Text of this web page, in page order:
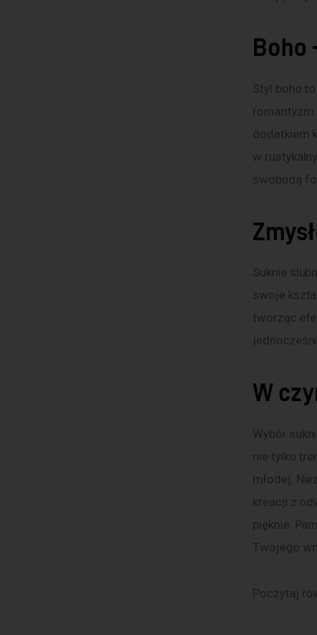
Boho
Styl boho
dodatkiem
w
swobodą
Suknie
swoje
tworząc
W
Wybór
nie tylko
młodej.
kreacji z
pięknie.
Twojego
Poczytaj